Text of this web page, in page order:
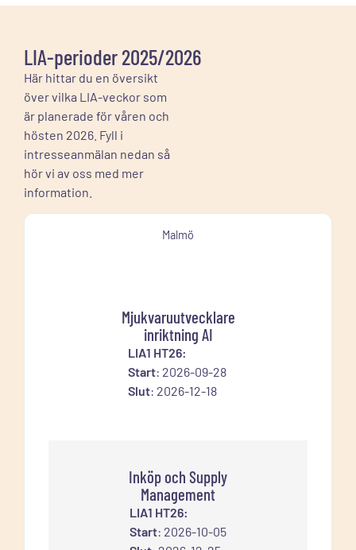
LIA-perioder 2025/2026
Här hittar du en översikt
över vilka LIA-veckor som
är planerade för våren och
hösten 2026. Fyll i
intresseanmälan nedan så
hör vi av oss med mer
information.
Malmö
Mjukvaruutvecklare
inriktning AI
LIA1 HT26:
Start: 2026-09-28
Slut: 2026-12-18
Inköp och Supply
Management
LIA1 HT26:
Start: 2026-10-05